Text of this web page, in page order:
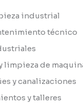
industrial
técnico
limpieza de
y canalizaciones
y talleres